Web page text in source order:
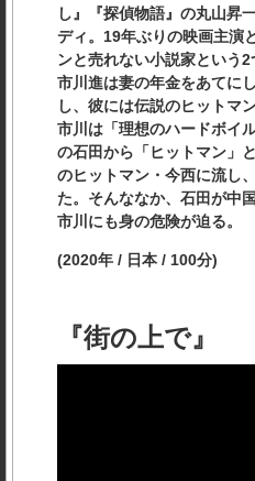
し』『探偵物語』の丸山昇
ディ。19年ぶりの映画主演
ンと売れない小説家という2
市川進は妻の年金をあてに
し、彼には伝説のヒットマ
市川は「理想のハードボイ
の石田から「ヒットマン」
のヒットマン・今西に流し
た。そんななか、石田が中
市川にも身の危険が迫る。
(2020年 / 日本 / 100分)
『街の上で』